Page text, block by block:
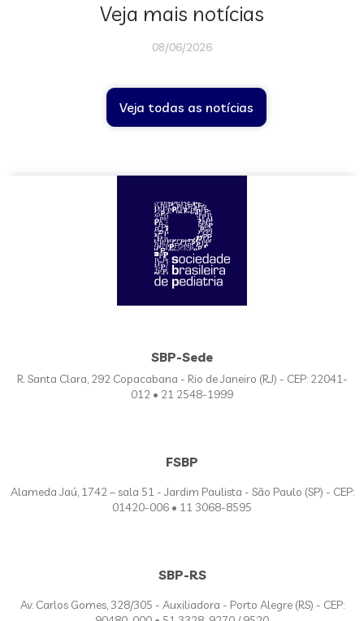
Veja mais notícias
08/06/2026
Veja todas as notícias
SBP-Sede
R. Santa Clara, 292 Copacabana - Rio de Janeiro (RJ) - CEP: 22041-
012 • 21 2548-1999
FSBP
Alameda Jaú, 1742 – sala 51 - Jardim Paulista - São Paulo (SP) - CEP:
01420-006 • 11 3068-8595
SBP-RS
Av. Carlos Gomes, 328/305 - Auxiliadora - Porto Alegre (RS) - CEP: